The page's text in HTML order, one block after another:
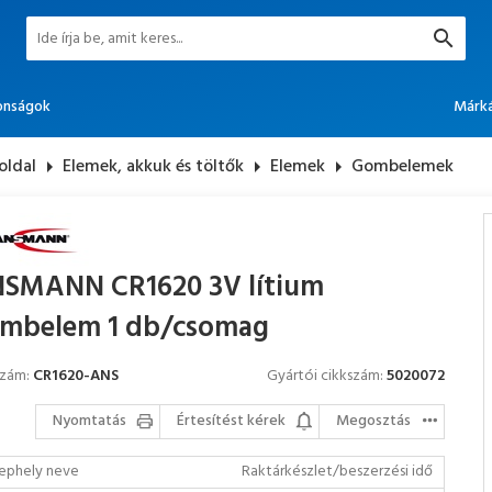
arrow_right Elemek, akkuk és töltők arrow_right Elemek arrow_right Gombelemek
CR1620 3V lítium
1 db/csomag
CR1620-ANS Gyártói cikkszám:5020072
Nyomtatás
Értesítést kérek
Megosztás
neve
Raktárkészlet/beszerzési idő